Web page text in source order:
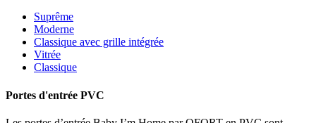
Suprême
Moderne
Classique avec grille intégrée
Vitrée
Classique
Portes d'entrée PVC